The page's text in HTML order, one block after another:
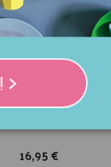
16,95 €
>